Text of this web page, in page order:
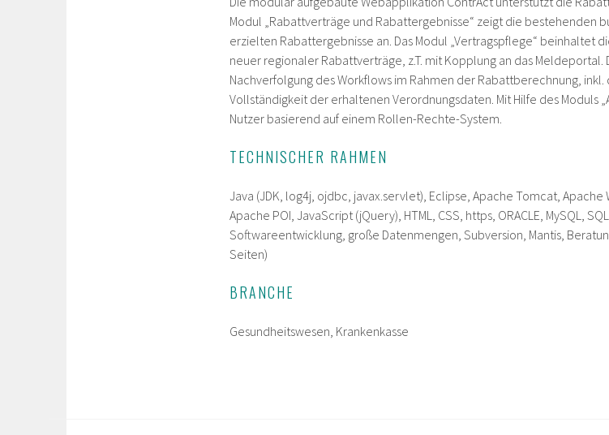
Modul „Rabattverträge und Rabattergebnisse“ zeigt die bestehenden
erzielten Rabattergebnisse an. Das Modul „Vertragspflege“ beinhaltet
neuer regionaler Rabattverträge, z.T. mit Kopplung an das Meldeportal.
Nachverfolgung des Workflows im Rahmen der Rabattberechnung,
Vollständigkeit der erhaltenen Verordnungsdaten. Mit Hilfe des Moduls
Nutzer basierend auf einem Rollen-Rechte-System.
TECHNISCHER RAHMEN
Java (JDK, log4j, ojdbc, javax.servlet), Eclipse, Apache Tomcat, Apache
Apache POI, JavaScript (jQuery), HTML, CSS, https, ORACLE, MySQL,
Softwareentwicklung, große Datenmengen, Subversion, Mantis,
Seiten)
BRANCHE
Gesundheitswesen, Krankenkasse